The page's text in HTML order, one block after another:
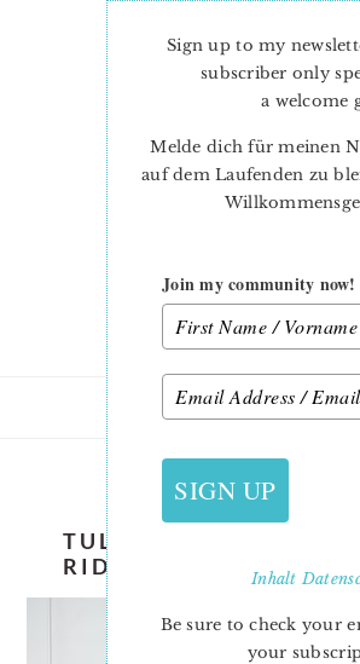
TULIP-QUILT-
RIDGEWAY-ELLIS-
Sign up to my
subscriber only
a welcome
Melde dich für meinen
auf dem Laufenden zu
Join my community now!
SIGN UP
Inhalt
Be sure to check your
your